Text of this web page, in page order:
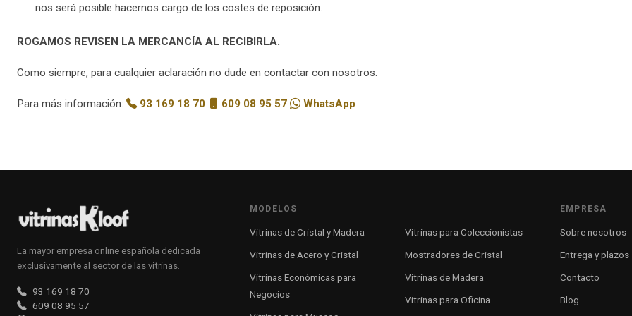
nos será posible hacernos cargo de los costes de reposición.
ROGAMOS REVISEN LA MERCANCÍA AL RECIBIRLA.
Como siempre, para cualquier aclaración no dude en contactar con nosotros.
Para más información: 93 169 18 70 609 08 95 57 WhatsApp
La mayor empresa online española dedicada
exclusivamente al sector de las vitrinas.
93 169 18 70
609 08 95 57
MODELOS
Vitrinas de Cristal y Madera
Vitrinas de Acero y Cristal
Vitrinas Económicas para
Negocios
Vitrinas para Coleccionistas
Mostradores de Cristal
Vitrinas de Madera
Vitrinas para Oficina
EMPRESA
Sobre nosotros
Entrega y plazos
Contacto
Blog